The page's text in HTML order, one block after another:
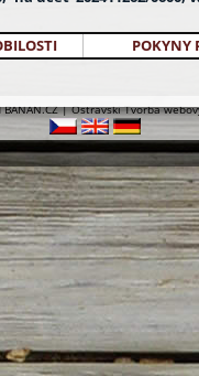
POKYNY
BANAN.CZ|Ostravski Tvorba